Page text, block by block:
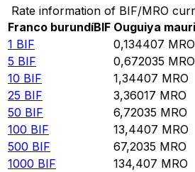
Rate information of BIF/MRO
Franco burundíBIF Ouguiya
1 BIF 0,134407 MRO
5 BIF 0,672035 MRO
10 BIF 1,34407 MRO
25 BIF 3,36017 MRO
50 BIF 6,72035 MRO
100 BIF 13,4407 MRO
500 BIF 67,2035 MRO
1000 BIF 134,407 MRO